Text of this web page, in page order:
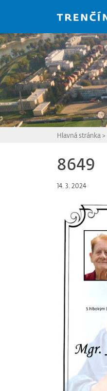
Hlavná stránka >
8649
14. 3. 2024